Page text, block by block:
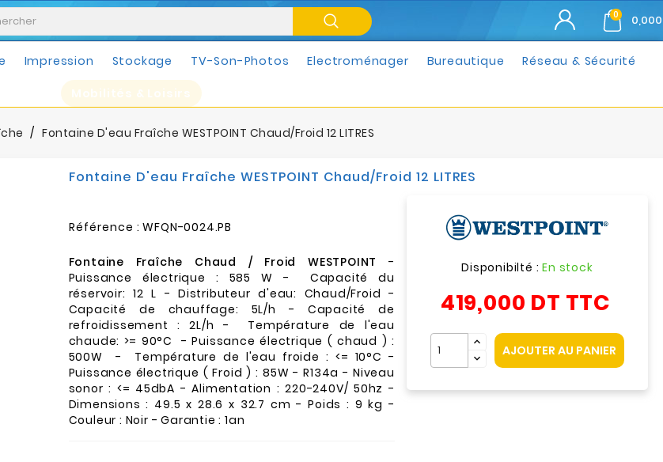
0
Impression Stockage TV-Son-Photos Electroménager Bureautique Réseau & Sécurité
Mobilités & Loisirs
Fontaine D'eau Fraîche WESTPOINT Chaud/Froid 12 LITRES
Fontaine D'eau Fraîche WESTPOINT Chaud/Froid 12 LITRES
Référence : WFQN-0024.PB
Fontaine Fraîche Chaud / Froid WESTPOINT
-
Puissance électrique : 585 W - Capacité du
réservoir: 12 L - Distributeur d'eau: Chaud/Froid -
Capacité de chauffage: 5L/h - Capacité de
refroidissement : 2L/h - Température de l'eau
chaude: >= 90°C - Puissance électrique ( chaud ) :
500W - Température de l'eau froide : <= 10°C -
Puissance électrique ( Froid ) : 85W - R134a - Niveau
sonor : <= 45dbA - Alimentation : 220-240V/ 50hz -
Dimensions : 49.5 x 28.6 x 32.7 cm - Poids : 9 kg -
Couleur : Noir - Garantie : 1an
Disponibilté :En stock
419,000 DT TTC
AJOUTER AU PANIER